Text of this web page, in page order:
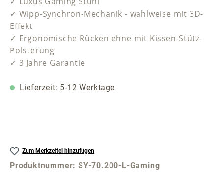
✓ Wipp-Synchron-Mechanik - wahlweise mit 3D-
Effekt
✓ Ergonomische Rückenlehne mit Kissen-Stütz-
Polsterung
✓ 3 Jahre Garantie
Lieferzeit: 5-12 Werktage
Zum Merkzettel hinzufügen
Produktnummer:SY-70.200-L-Gaming